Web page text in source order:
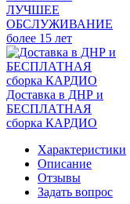
ЛУЧШЕЕ
ОБСЛУЖИВАНИЕ
более 15 лет
Доставка в ДНР и
БЕСПЛАТНАЯ
сборка КАРДИО
Характеристики
Описание
Отзывы
Задать вопрос